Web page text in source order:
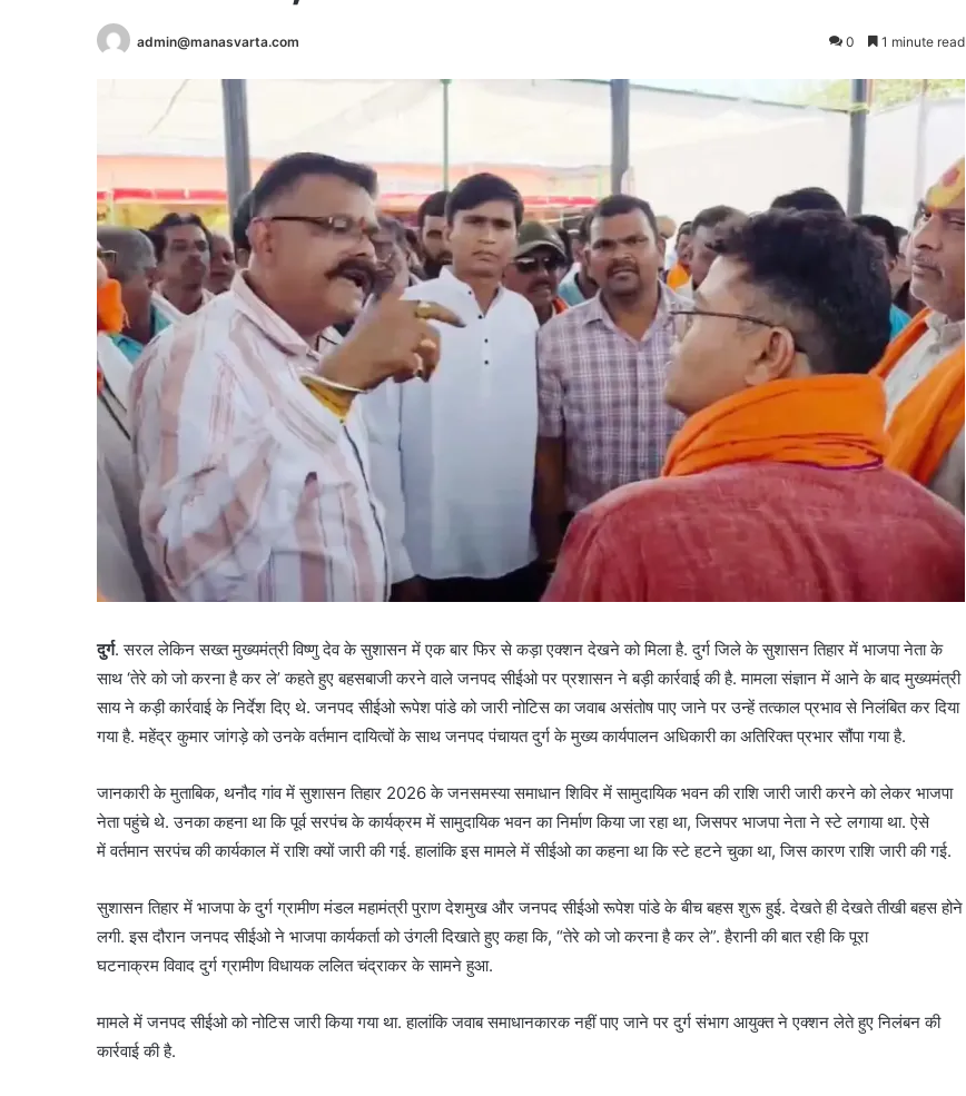
admin@manasvarta.com 0 1 minute read
दुर्ग. सरल लेकिन सख्त मुख्यमंत्री विष्णु देव के सुशासन में एक बार फिर से कड़ा एक्शन देखने को मिला है. दुर्ग जिले के सुशासन तिहार में भाजपा नेता के
साथ ‘तेरे को जो करना है कर ले’ कहते हुए बहसबाजी करने वाले जनपद सीईओ पर प्रशासन ने बड़ी कार्रवाई की है. मामला संज्ञान में आने के बाद मुख्यमंत्री
साय ने कड़ी कार्रवाई के निर्देश दिए थे. जनपद सीईओ रूपेश पांडे को जारी नोटिस का जवाब असंतोष पाए जाने पर उन्हें तत्काल प्रभाव से निलंबित कर दिया
गया है. महेंद्र कुमार जांगड़े को उनके वर्तमान दायित्वों के साथ जनपद पंचायत दुर्ग के मुख्य कार्यपालन अधिकारी का अतिरिक्त प्रभार सौंपा गया है.
जानकारी के मुताबिक, थनौद गांव में सुशासन तिहार 2026 के जनसमस्या समाधान शिविर में सामुदायिक भवन की राशि जारी जारी करने को लेकर भाजपा
नेता पहुंचे थे. उनका कहना था कि पूर्व सरपंच के कार्यक्रम में सामुदायिक भवन का निर्माण किया जा रहा था, जिसपर भाजपा नेता ने स्टे लगाया था. ऐसे
में वर्तमान सरपंच की कार्यकाल में राशि क्यों जारी की गई. हालांकि इस मामले में सीईओ का कहना था कि स्टे हटने चुका था, जिस कारण राशि जारी की गई.
सुशासन तिहार में भाजपा के दुर्ग ग्रामीण मंडल महामंत्री पुराण देशमुख और जनपद सीईओ रूपेश पांडे के बीच बहस शुरू हुई. देखते ही देखते तीखी बहस होने
लगी. इस दौरान जनपद सीईओ ने भाजपा कार्यकर्ता को उंगली दिखाते हुए कहा कि, “तेरे को जो करना है कर ले”. हैरानी की बात रही कि पूरा
घटनाक्रम विवाद दुर्ग ग्रामीण विधायक ललित चंद्राकर के सामने हुआ.
मामले में जनपद सीईओ को नोटिस जारी किया गया था. हालांकि जवाब समाधानकारक नहीं पाए जाने पर दुर्ग संभाग आयुक्त ने एक्शन लेते हुए निलंबन की
कार्रवाई की है.